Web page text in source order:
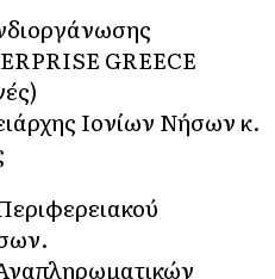
GREECE
Ιονίων Νήσων κ.